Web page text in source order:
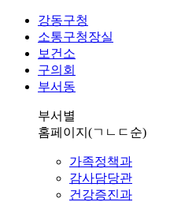
강동구청
소통구청장실
보건소
구의회
부서동
부서별
홈페이지 (ㄱㄴㄷ순)
가족정책과
감사담당관
건강증진과